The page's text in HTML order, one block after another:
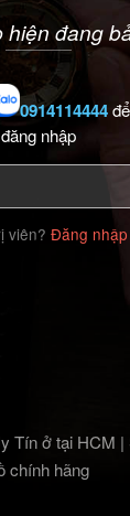
hiện đang
0914114444
đăng nhập
viên? Đăng nhập
Tín ở tại HCM |
chính hãng‎